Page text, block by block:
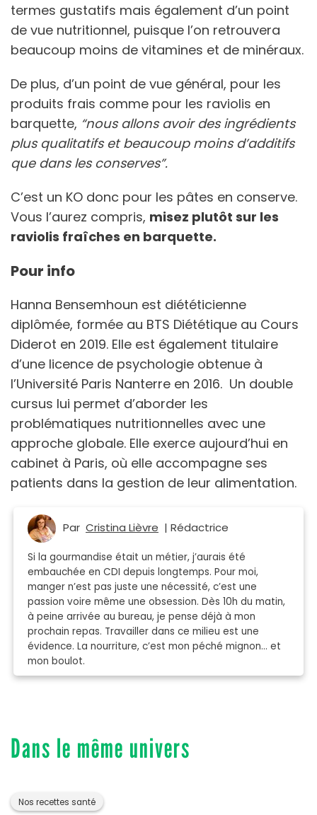
termes gustatifs mais également d’un point
de vue nutritionnel, puisque l’on retrouvera
beaucoup moins de vitamines et de minéraux.
De plus, d’un point de vue général, pour les
produits frais comme pour les raviolis en
barquette, “nous allons avoir des ingrédients
plus qualitatifs et beaucoup moins d’additifs
que dans les conserves”.
C’est un KO donc pour les pâtes en conserve.
Vous l’aurez compris, misez plutôt sur les
raviolis fraîches en barquette.
Pour info
Hanna Bensemhoun est diététicienne
diplômée, formée au BTS Diététique au Cours
Diderot en 2019. Elle est également titulaire
d’une licence de psychologie obtenue à
l’Université Paris Nanterre en 2016. Un double
cursus lui permet d’aborder les
problématiques nutritionnelles avec une
approche globale. Elle exerce aujourd’hui en
cabinet à Paris, où elle accompagne ses
patients dans la gestion de leur alimentation.
Par Cristina Lièvre | Rédactrice
Si la gourmandise était un métier, j’aurais été
embauchée en CDI depuis longtemps. Pour moi,
manger n’est pas juste une nécessité, c’est une
passion voire même une obsession. Dès 10h du matin,
à peine arrivée au bureau, je pense déjà à mon
prochain repas. Travailler dans ce milieu est une
évidence. La nourriture, c’est mon péché mignon… et
mon boulot.
Dans le même univers
Nos recettes santé